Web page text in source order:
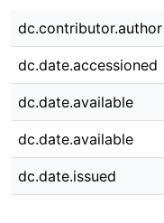
dc.contributor.author
dc.date.accessioned
dc.date.available
dc.date.available
dc.date.issued